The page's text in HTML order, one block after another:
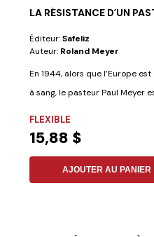
LA RÉSISTANCE D´UN
Éditeur:Safeliz
Auteur: Roland Meyer
En 1944, alors que l’Europe
à sang, le pasteur Paul Meyer
FLEXIBLE
15,88 $
AJOUTER AU PANIER